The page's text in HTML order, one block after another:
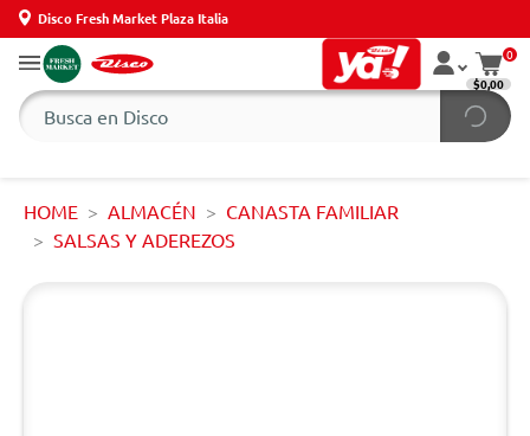
Disco Fresh Market Plaza Italia
0
$0,00
HOME ALMACÉN
CANASTA FAMILIAR
SALSAS Y ADEREZOS